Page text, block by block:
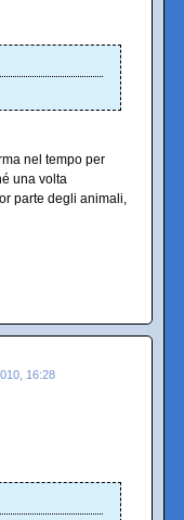
nel tempo per
una volta
parte degli animali,
16:28